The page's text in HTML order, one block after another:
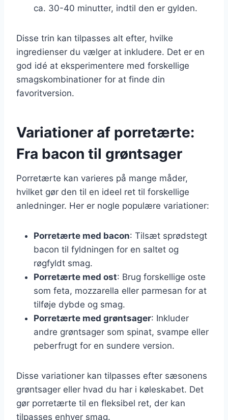
ca. 30-40 minutter, indtil den er gylden.
Disse trin kan tilpasses alt efter, hvilke
ingredienser du vælger at inkludere. Det er en
god idé at eksperimentere med forskellige
smagskombinationer for at finde din
favoritversion.
Variationer af porretærte:
Fra bacon til grøntsager
Porretærte kan varieres på mange måder,
hvilket gør den til en ideel ret til forskellige
anledninger. Her er nogle populære variationer:
Porretærte med bacon: Tilsæt sprødstegt
bacon til fyldningen for en saltet og
røgfyldt smag.
Porretærte med ost: Brug forskellige oste
som feta, mozzarella eller parmesan for at
tilføje dybde og smag.
Porretærte med grøntsager: Inkluder
andre grøntsager som spinat, svampe eller
peberfrugt for en sundere version.
Disse variationer kan tilpasses efter sæsonens
grøntsager eller hvad du har i køleskabet. Det
gør porretærte til en fleksibel ret, der kan
tilpasses enhver smag.